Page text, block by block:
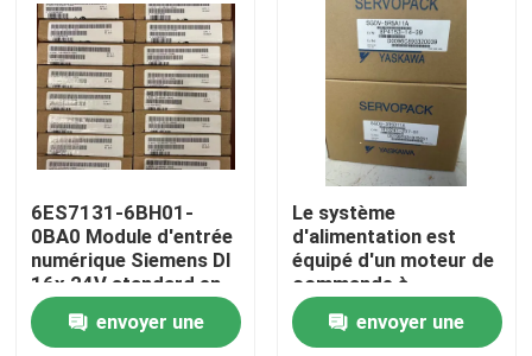
Contactez-nous
Demandez une citation
Commandes servo industrielles
Amplificateur servo à C.A.
6ES7131-6BH01-
0BA0 Module d'entrée
numérique Siemens DI
16x 24V standard en
courant continu
envoyer une
Le système
d'alimentation est
équipé d'un moteur de
commande à
commande
automatique.
envoyer une